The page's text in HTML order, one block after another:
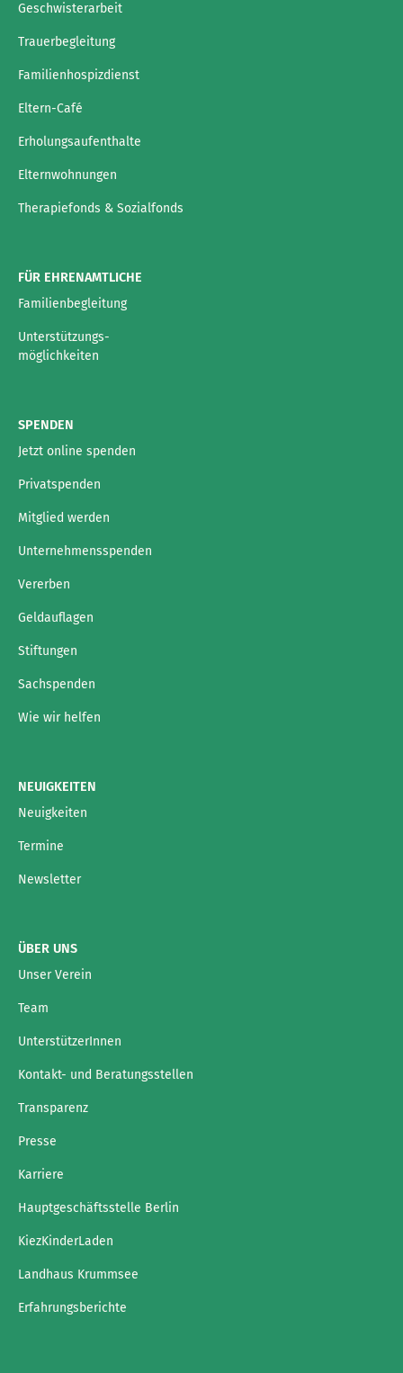
Geschwisterarbeit
Trauerbegleitung
Familienhospizdienst
Eltern-Café
Erholungsaufenthalte
Elternwohnungen
Therapiefonds & Sozialfonds
FÜR EHRENAMTLICHE
Familienbegleitung
Unterstützungs-
möglichkeiten
SPENDEN
Jetzt online spenden
Privatspenden
Mitglied werden
Unternehmensspenden
Vererben
Geldauflagen
Stiftungen
Sachspenden
Wie wir helfen
NEUIGKEITEN
Neuigkeiten
Termine
Newsletter
ÜBER UNS
Unser Verein
Team
UnterstützerInnen
Kontakt- und Beratungsstellen
Transparenz
Presse
Karriere
Hauptgeschäftsstelle Berlin
KiezKinderLaden
Landhaus Krummsee
Erfahrungsberichte